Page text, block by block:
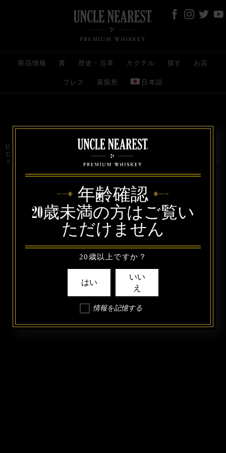
商品情報 賞 歴史・沿革 カクテル 探す お店
プレス 蒸留所 日本語
お問い合わせ 代理店 規約と条件
プライバシー
Uncle Nearest Premium Whiskey is wholly and independently owned by Uncle Nearest, Inc.
UNCLE NEAREST, THE BEST WHISKEY MAKER THE WORLD NEVER KNEW,
NATHAN GREEN, NEAREST GREEN, and DRINK HONORABLY are trademarks of
年齢確認
20歳未満の方はご覧い
ただけません
20歳以上ですか？
はい
いい
え
情報を記憶する